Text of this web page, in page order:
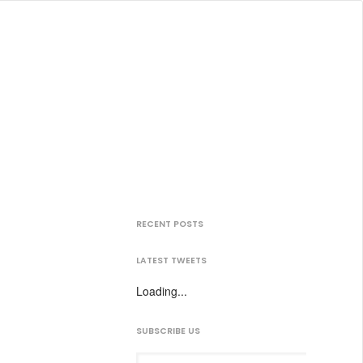
RECENT POSTS
LATEST TWEETS
Loading...
SUBSCRIBE US